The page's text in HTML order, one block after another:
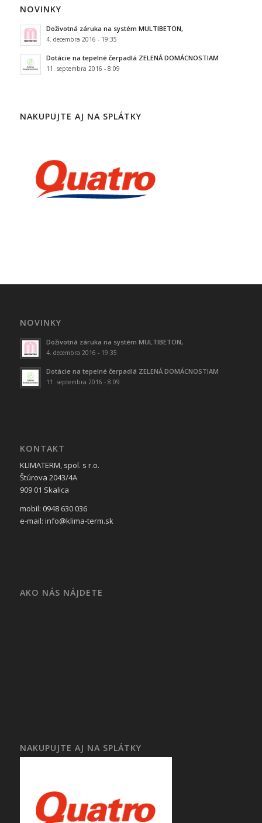
NOVINKY
Doživotná záruka na systém MULTIBETON,
4. decembra 2016 - 19:35
Dotácie na tepelné čerpadlá ZELENÁ DOMÁCNOSTIAM
11. septembra 2016 - 8:09
NAKUPUJTE AJ NA SPLÁTKY
NOVINKY
Doživotná záruka na systém MULTIBETON,
4. decembra 2016 - 19:35
Dotácie na tepelné čerpadlá ZELENÁ DOMÁCNOSTIAM
11. septembra 2016 - 8:09
KONTAKT
KLIMATERM, spol. s r.o.
Štúrova 2043/4A
909 01 Skalica
mobil: 0948 630 036
e-mail: info@klima-term.sk
AKO NÁS NÁJDETE
NAKUPUJTE AJ NA SPLÁTKY